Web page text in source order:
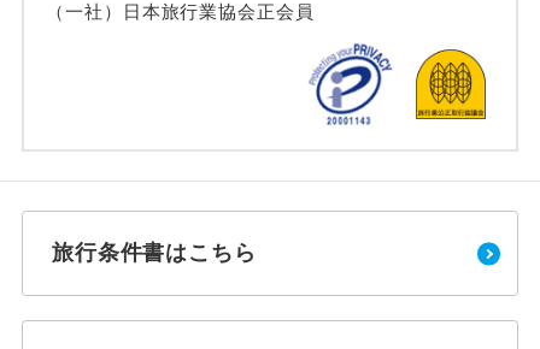
（一社）日本旅行業協会正会員
旅行条件書はこちら